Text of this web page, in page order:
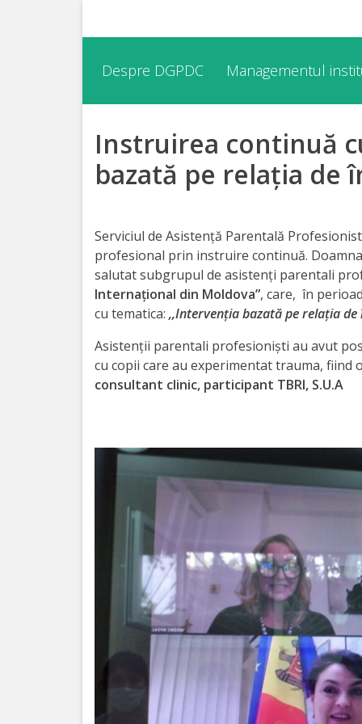
DGPDC
Informații
despre
Subdiviziuni/Servicii
Structura
Strategia
Orarul
audienței
activitate
Parteneriate
Proiecte
Rapoarte
Despre DGPDC Managementul
Instruirea continuă
bazată pe relația de
Serviciul de Asistență Parentală
profesional prin instruire continuă. Doamna
salutat subgrupul de asistenți parentali
Internațional din Moldova”, care, în
cu tematica: ,,Intervenția bazată pe relația de
Asistenții parentali profesioniști au avut
cu copii care au experimentat trauma,
consultant clinic, participant TBRI, S.U.A